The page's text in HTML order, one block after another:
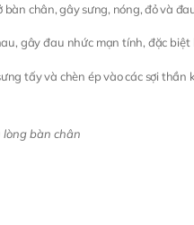
chân, gây sưng, nóng, đỏ và
gây đau nhức mạn tính, đặc
tấy và chèn ép vào các sợi thần
bàn chân